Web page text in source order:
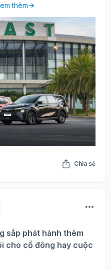
thêm
Chia sẻ
sắp phát hành thêm
cho cổ đông hay cuộc